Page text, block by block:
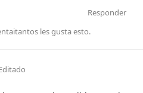
Responder
les gusta esto.